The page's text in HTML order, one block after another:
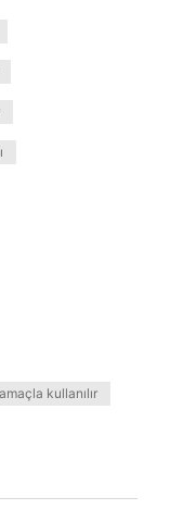
kullanılır